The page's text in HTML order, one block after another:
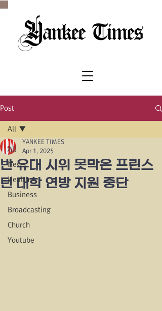
Post
All
News
Health
Business
Broadcasting
Church
Youtube
All
반 유대 시위 못막은 프린스
턴 대학 연방 지원 중단
YANKEE TIMES
Apr 1, 2025